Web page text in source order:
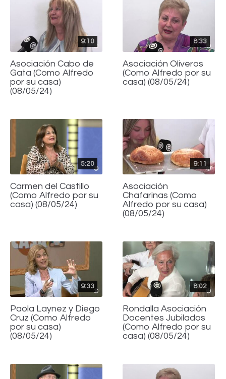
9:10
Asociación Cabo de
Gata (Como Alfredo
por su casa)
(08/05/24)
8:33
Asociación Oliveros
(Como Alfredo por su
casa) (08/05/24)
5:20
Carmen del Castillo
(Como Alfredo por su
casa) (08/05/24)
9:11
Asociación
Chafarinas (Como
Alfredo por su casa)
(08/05/24)
9:33
Paola Laynez y Diego
Cruz (Como Alfredo
por su casa)
(08/05/24)
8:02
Rondalla Asociación
Docentes Jubilados
(Como Alfredo por su
casa) (08/05/24)